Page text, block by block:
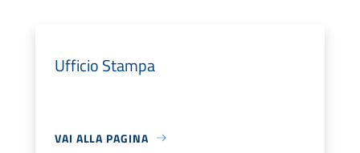
Ufficio Stampa
VAI ALLA PAGINA